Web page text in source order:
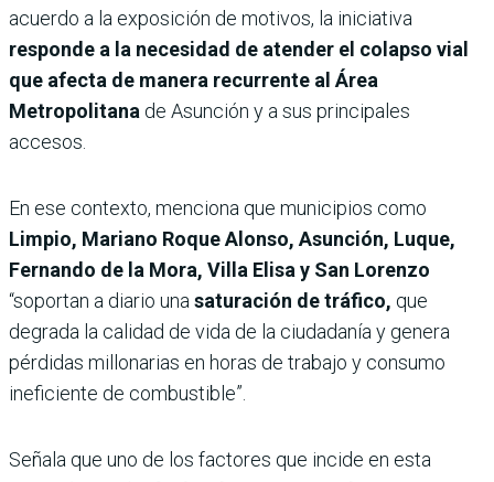
acuerdo a la exposición de motivos, la iniciativa
responde a la necesidad de atender el colapso vial
que afecta de manera recurrente al Área
Metropolitana de Asunción y a sus principales
accesos.
En ese contexto, menciona que municipios como
Limpio, Mariano Roque Alonso, Asunción, Luque,
Fernando de la Mora, Villa Elisa y San Lorenzo
“soportan a diario una saturación de tráfico, que
degrada la calidad de vida de la ciudadanía y genera
pérdidas millonarias en horas de trabajo y consumo
ineficiente de combustible”.
Señala que uno de los factores que incide en esta